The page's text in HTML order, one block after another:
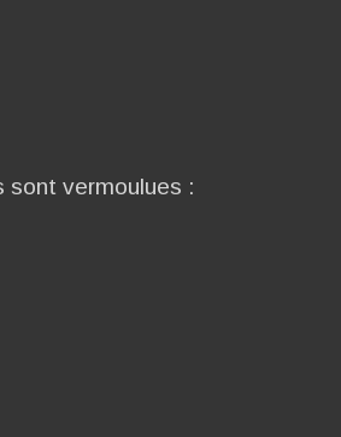
sont vermoulues :